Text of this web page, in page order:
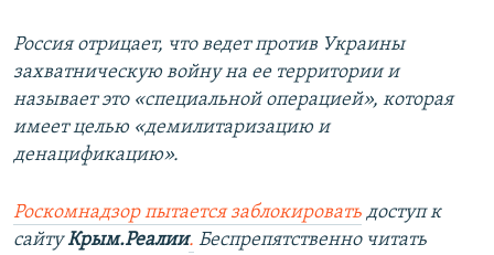
Россия отрицает, что ведет против Украины
захватническую войну на ее территории и
называет это «специальной операцией», которая
имеет целью «демилитаризацию и
денацификацию».
Роскомнадзор пытается заблокировать доступ к
сайтуКрым.Реалии. Беспрепятственно читать